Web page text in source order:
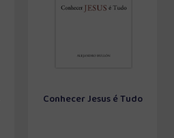
Conhecer Jesus é Tudo